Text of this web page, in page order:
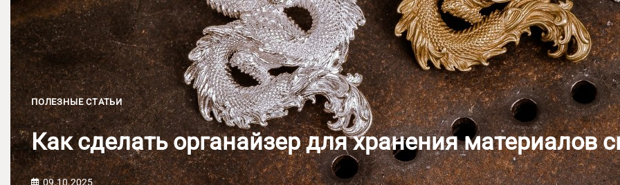
ПОЛЕЗНЫЕ СТАТЬИ
Как сделать органайзер для хранения материалов
09.10.2025